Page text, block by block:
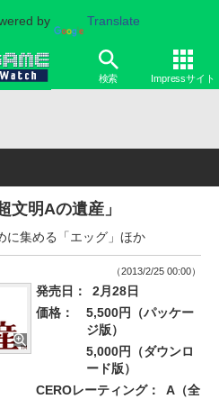
by Translate
検索 Impressサイト
文明Aの遺産」
に集める「エッグ」ほか
（2013/2/25 00:00）
発売日：
2月28日
価格：
5,500円（パッケー
ジ版）
5,000円（ダウンロ
ード版）
CEROレーティング：
A（全